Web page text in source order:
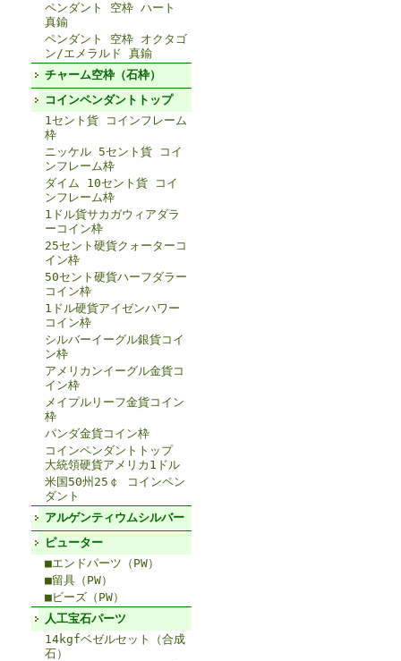
ペンダント 空枠 ハート
真鍮
ペンダント 空枠 オクタゴ
ン/エメラルド 真鍮
チャーム空枠（石枠）
コインペンダントトップ
1セント貨 コインフレーム
枠
ニッケル 5セント貨 コイ
ンフレーム枠
ダイム 10セント貨 コイ
ンフレーム枠
1ドル貨サカガウィアダラ
ーコイン枠
25セント硬貨クォーターコ
イン枠
50セント硬貨ハーフダラー
コイン枠
1ドル硬貨アイゼンハワー
コイン枠
シルバーイーグル銀貨コイ
ン枠
アメリカンイーグル金貨コ
イン枠
メイプルリーフ金貨コイン
枠
パンダ金貨コイン枠
コインペンダントトップ
大統領硬貨アメリカ1ドル
米国50州25￠ コインペン
ダント
アルゲンティウムシルバー
ピューター
■エンドパーツ（PW）
■留具（PW）
■ビーズ（PW）
人工宝石パーツ
14kgfベゼルセット（合成
石）